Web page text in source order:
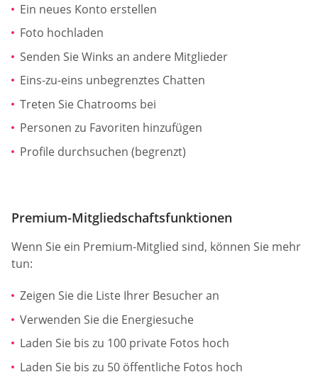
Ein neues Konto erstellen
Foto hochladen
Senden Sie Winks an andere Mitglieder
Eins-zu-eins unbegrenztes Chatten
Treten Sie Chatrooms bei
Personen zu Favoriten hinzufügen
Profile durchsuchen (begrenzt)
Premium-Mitgliedschaftsfunktionen
Wenn Sie ein Premium-Mitglied sind, können Sie mehr
tun:
Zeigen Sie die Liste Ihrer Besucher an
Verwenden Sie die Energiesuche
Laden Sie bis zu 100 private Fotos hoch
Laden Sie bis zu 50 öffentliche Fotos hoch